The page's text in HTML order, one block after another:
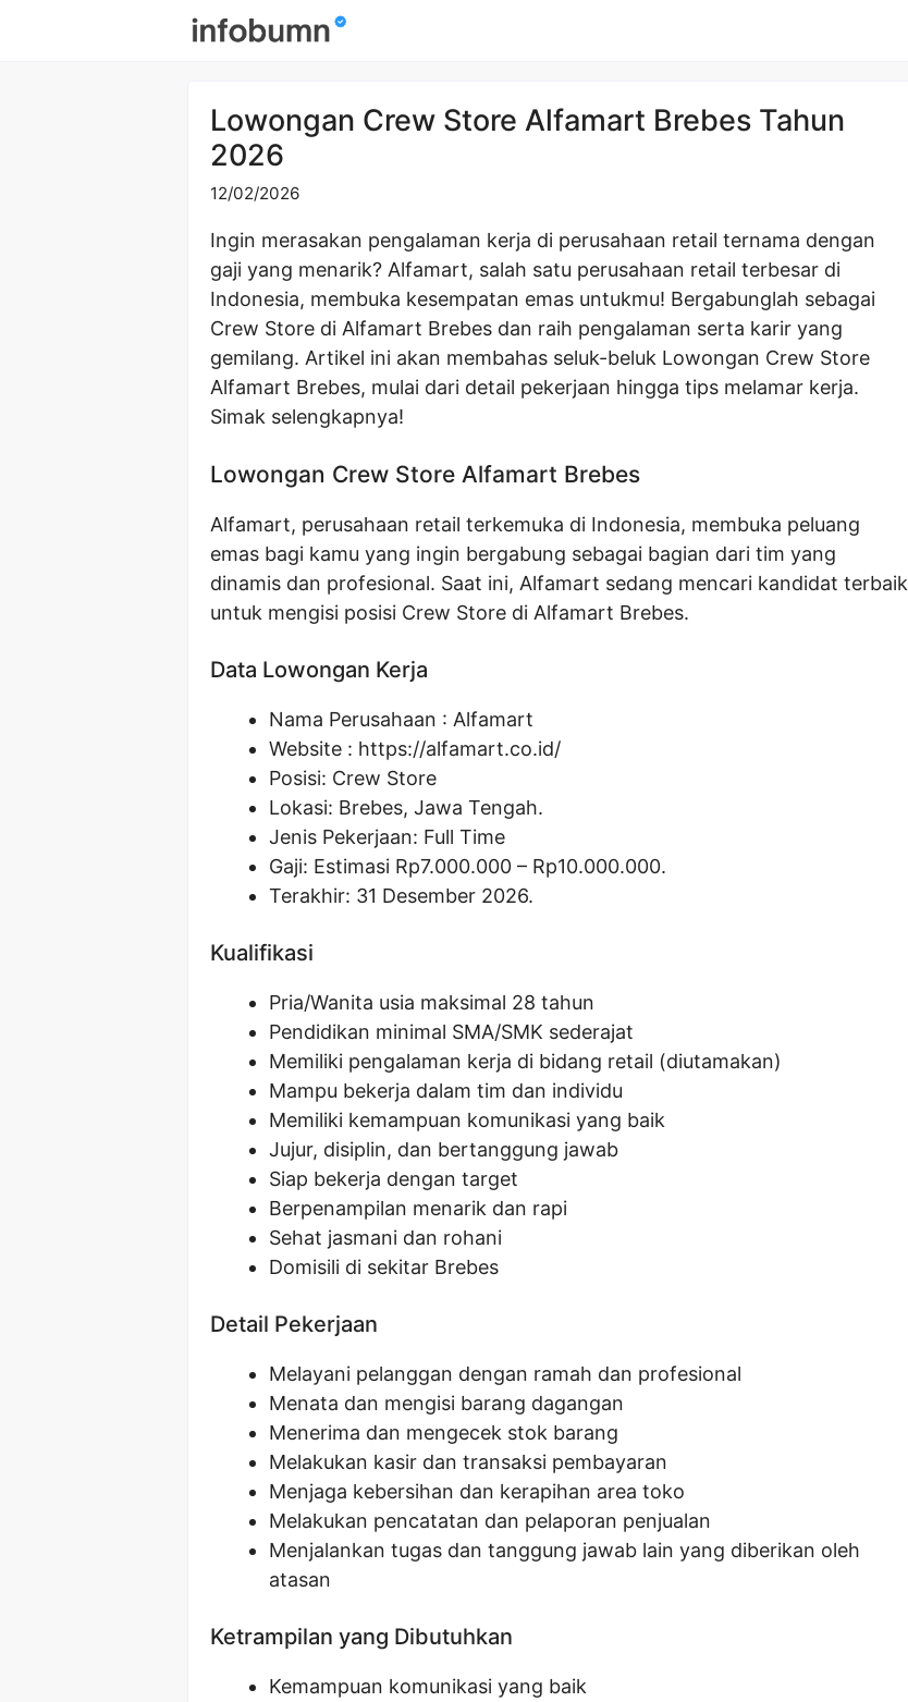
Lowongan Crew Store Alfamart Brebes Tahun
2026
12/02/2026
Ingin merasakan pengalaman kerja di perusahaan retail ternama dengan
gaji yang menarik? Alfamart, salah satu perusahaan retail terbesar di
Indonesia, membuka kesempatan emas untukmu! Bergabunglah sebagai
Crew Store di Alfamart Brebes dan raih pengalaman serta karir yang
gemilang. Artikel ini akan membahas seluk-beluk Lowongan Crew Store
Alfamart Brebes, mulai dari detail pekerjaan hingga tips melamar kerja.
Simak selengkapnya!
Lowongan Crew Store Alfamart Brebes
Alfamart, perusahaan retail terkemuka di Indonesia, membuka peluang
emas bagi kamu yang ingin bergabung sebagai bagian dari tim yang
dinamis dan profesional. Saat ini, Alfamart sedang mencari kandidat terbaik
untuk mengisi posisi Crew Store di Alfamart Brebes.
Data Lowongan Kerja
Nama Perusahaan : Alfamart
Website : https://alfamart.co.id/
Posisi: Crew Store
Lokasi: Brebes, Jawa Tengah.
Jenis Pekerjaan: Full Time
Gaji: Estimasi Rp7.000.000 – Rp10.000.000.
Terakhir: 31 Desember 2026.
Kualifikasi
Pria/Wanita usia maksimal 28 tahun
Pendidikan minimal SMA/SMK sederajat
Memiliki pengalaman kerja di bidang retail (diutamakan)
Mampu bekerja dalam tim dan individu
Memiliki kemampuan komunikasi yang baik
Jujur, disiplin, dan bertanggung jawab
Siap bekerja dengan target
Berpenampilan menarik dan rapi
Sehat jasmani dan rohani
Domisili di sekitar Brebes
Detail Pekerjaan
Melayani pelanggan dengan ramah dan profesional
Menata dan mengisi barang dagangan
Menerima dan mengecek stok barang
Melakukan kasir dan transaksi pembayaran
Menjaga kebersihan dan kerapihan area toko
Melakukan pencatatan dan pelaporan penjualan
Menjalankan tugas dan tanggung jawab lain yang diberikan oleh
atasan
Ketrampilan yang Dibutuhkan
Kemampuan komunikasi yang baik